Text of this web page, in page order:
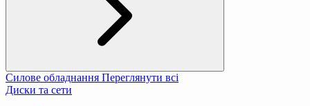
Силове обладнання Переглянути всі
Диски та сети